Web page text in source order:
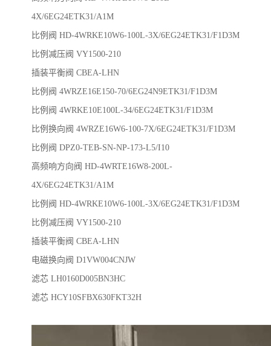
4X/6EG24ETK31/A1M
比例阀 HD-4WRKE10W6-100L-3X/6EG24ETK31/F1D3M
比例减压阀 VY1500-210
插装平衡阀 CBEA-LHN
比例阀 4WRZE16E150-70/6EG24N9ETK31/F1D3M
比例阀 4WRKE10E100L-34/6EG24ETK31/F1D3M
比例换向阀 4WRZE16W6-100-7X/6EG24ETK31/F1D3M
比例阀 DPZ0-TEB-SN-NP-173-L5/I10
高频响方向阀 HD-4WRTE16W8-200L-
4X/6EG24ETK31/A1M
比例阀 HD-4WRKE10W6-100L-3X/6EG24ETK31/F1D3M
比例减压阀 VY1500-210
插装平衡阀 CBEA-LHN
电磁换向阀 D1VW004CNJW
滤芯 LH0160D005BN3HC
滤芯 HCY10SFBX630FKT32H